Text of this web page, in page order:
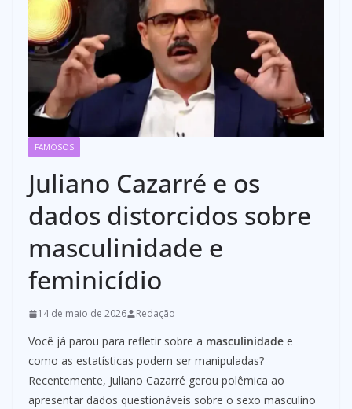
FAMOSOS
Juliano Cazarré e os
dados distorcidos sobre
masculinidade e
feminicídio
14 de maio de 2026 Redação
Você já parou para refletir sobre a masculinidade e
como as estatísticas podem ser manipuladas?
Recentemente, Juliano Cazarré gerou polêmica ao
apresentar dados questionáveis sobre o sexo masculino